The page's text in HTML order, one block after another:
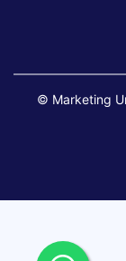
© Marketing